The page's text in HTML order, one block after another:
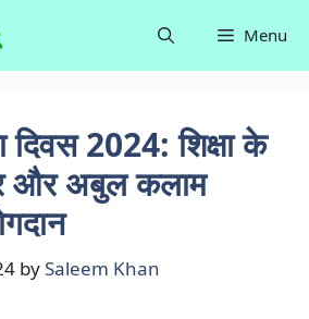
Menu
दिवस 2024: शिक्षा के
और अबुल कलाम
bySaleem Khan